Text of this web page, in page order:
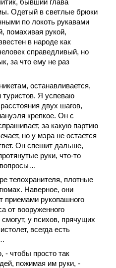
бывший глава
Одетый в светлые брюки
по локоть рукавами
помахивая рукой,
в народе как
справедливый, но
за что ему не раз
останавливается,
туристов. Я успеваю
двух шагов,
крепкое. Он с
за какую партию
но у мэра не остается
Он спешит дальше,
руки, что-то
вопросы…
телохранителя, плотные
Наверное, они
приемами рукопашного
от вооруженного
у психов, прячущих
всегда есть
чтобы просто так
пожимая им руки, -